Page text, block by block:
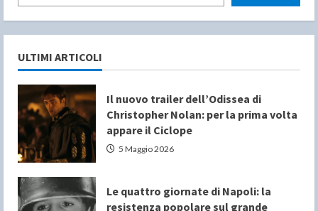
ULTIMI ARTICOLI
Il nuovo trailer dell’Odissea di
Christopher Nolan: per la prima volta
appare il Ciclope
5 Maggio 2026
Le quattro giornate di Napoli: la
resistenza popolare sul grande